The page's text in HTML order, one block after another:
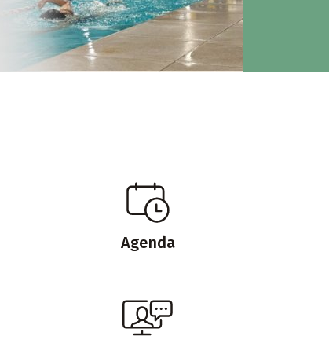
Agenda